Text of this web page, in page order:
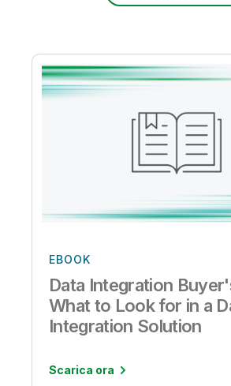
EBOOK
Data Integration
What to Look for in a
Integration Solution
Scarica ora